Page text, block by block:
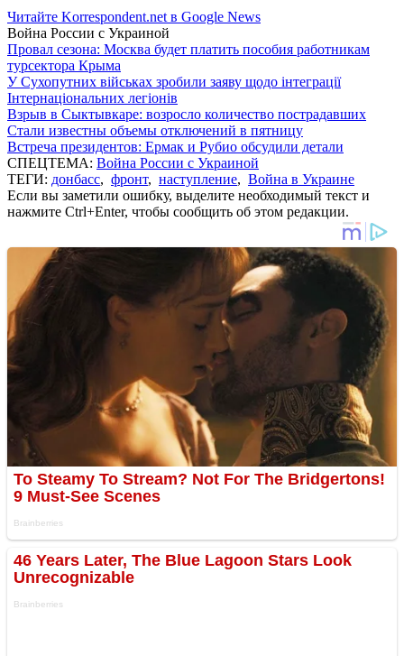
Читайте Korrespondent.net в Google News
Война России с Украиной
Провал сезона: Москва будет платить пособия работникам
турсектора Крыма
У Сухопутних військах зробили заяву щодо інтеграції
Інтернаціональних легіонів
Взрыв в Сыктывкаре: возросло количество пострадавших
Стали известны объемы отключений в пятницу
Встреча президентов: Ермак и Рубио обсудили детали
СПЕЦТЕМА: Война России с Украиной
ТЕГИ: донбасс, фронт, наступление, Война в Украине
Если вы заметили ошибку, выделите необходимый текст и
нажмите Ctrl+Enter, чтобы сообщить об этом редакции.